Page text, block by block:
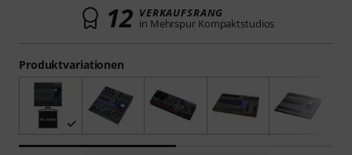
Produktvariationen
12 VERKAUFSRANG
in Mehrspur Kompaktstudios